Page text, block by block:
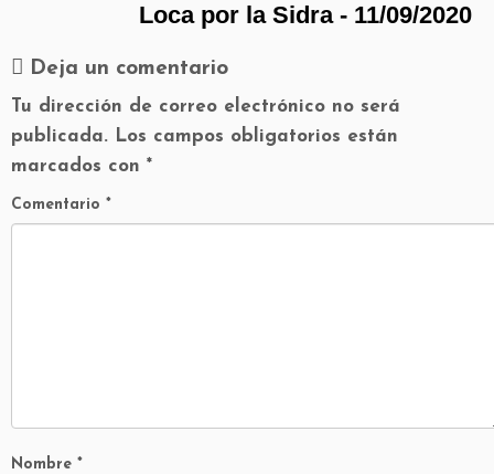
Loca por la Sidra - 11/09/2020
Deja un comentario
Tu dirección de correo electrónico no será
publicada. Los campos obligatorios están
marcados con *
Comentario *
Nombre *